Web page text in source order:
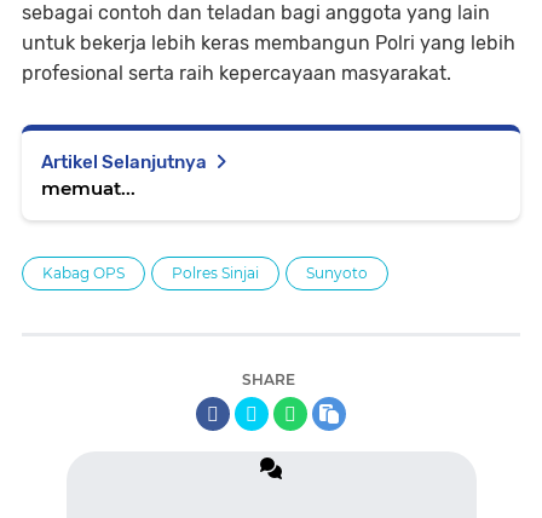
sebagai contoh dan teladan bagi anggota yang lain
untuk bekerja lebih keras membangun Polri yang lebih
profesional serta raih kepercayaan masyarakat.
Artikel Selanjutnya
memuat...
Kabag OPS Polres Sinjai Sunyoto
SHARE